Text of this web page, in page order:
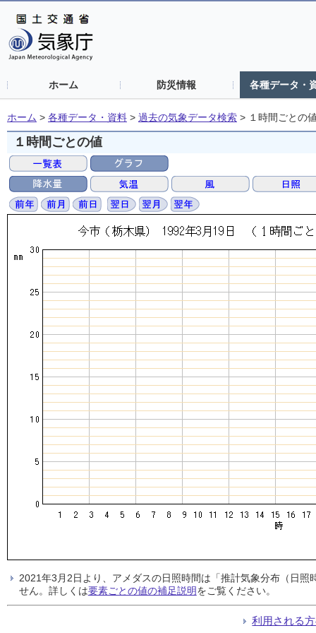
ホーム 防災情報 各種データ・
ホーム > 各種データ・資料 > 過去の気象データ検索 > １時間ごとの
１時間ごとの値
2021年3月2日より、アメダスの日照時間は「推計気象分布（日
せん。詳しくは要素ごとの値の補足説明をご覧ください。
利用される